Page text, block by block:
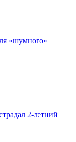
«шумного»
2-летний